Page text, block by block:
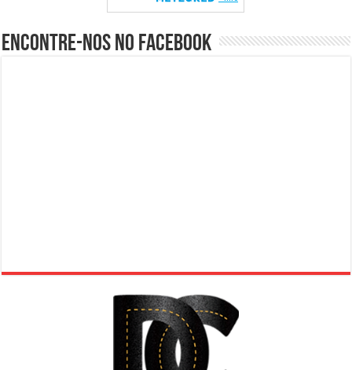
Encontre-nos no Facebook